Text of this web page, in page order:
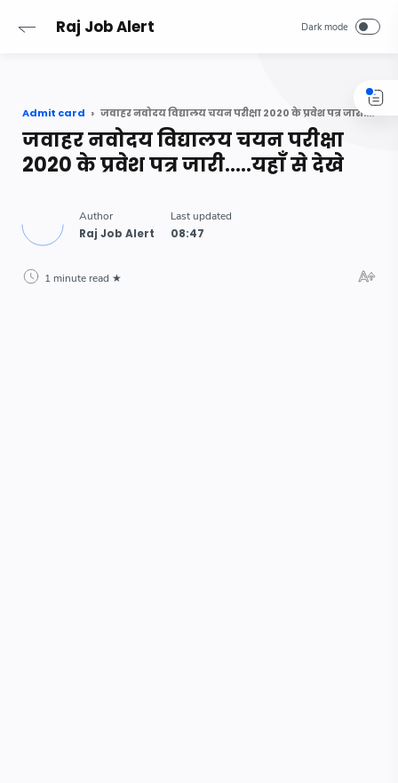
Raj Job Alert
Admit card जवाहर नवोदय विद्यालय चयन परीक्षा 2020 के प्रवेश पत्र जारी.....यहाँ से देखे
जवाहर नवोदय विद्यालय चयन परीक्षा
2020 के प्रवेश पत्र जारी.....यहाँ से देखे
1 minute read